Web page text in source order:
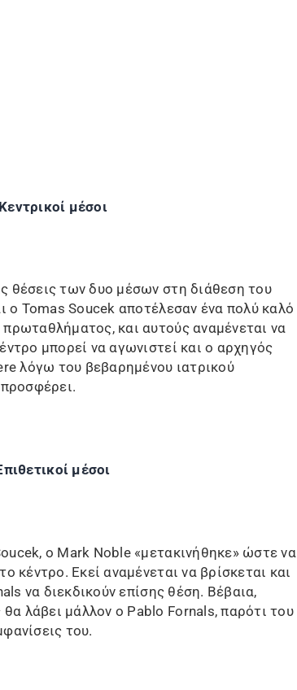
Κεντρικοί μέσοι
θέσεις των δυο μέσων στη διάθεση του
ο Tomas Soucek αποτέλεσαν ένα πολύ καλό
και αυτούς αναμένεται να
μπορεί να αγωνιστεί και ο αρχηγός
λόγω του βεβαρημένου ιατρικού
μέσοι
ο Mark Noble «μετακινήθηκε» ώστε να
κέντρο. Εκεί αναμένεται να βρίσκεται και
να διεκδικούν επίσης θέση. Βέβαια,
λάβει μάλλον ο Pablo Fornals, παρότι του
του.